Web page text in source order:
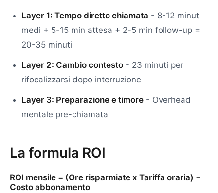
Layer 1: Tempo diretto chiamata - 8-12 minuti
medi + 5-15 min attesa + 2-5 min follow-up =
20-35 minuti
Layer 2: Cambio contesto - 23 minuti per
rifocalizzarsi dopo interruzione
Layer 3: Preparazione e timore - Overhead
mentale pre-chiamata
La formula ROI
ROI mensile = (Ore risparmiate x Tariffa oraria) −
Costo abbonamento